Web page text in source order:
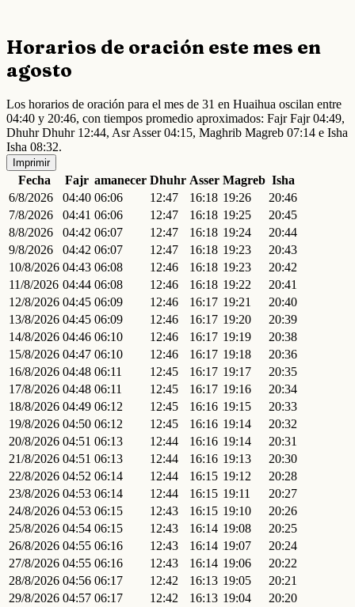
Horarios de oración este mes en
agosto
Los horarios de oración para el mes de 31 en Huaihua oscilan entre
04:40 y 20:46, con tiempos promedio aproximados: Fajr Fajr 04:49,
Dhuhr Dhuhr 12:44, Asr Asser 04:15, Maghrib Magreb 07:14 e Isha
Isha 08:32.
Imprimir
Fecha Fajr amanecer Dhuhr Asser Magreb Isha
6/8/2026
04:40 06:06 12:47 16:18 19:26
20:46
7/8/2026
04:41 06:06 12:47 16:18 19:25
20:45
8/8/2026
04:42 06:07 12:47 16:18 19:24
20:44
9/8/2026
04:42 06:07 12:47 16:18 19:23
20:43
10/8/2026 04:43 06:08 12:46 16:18 19:23
20:42
11/8/2026 04:44 06:08 12:46 16:18 19:22
20:41
12/8/2026 04:45 06:09 12:46 16:17 19:21
20:40
13/8/2026 04:45 06:09 12:46 16:17 19:20
20:39
14/8/2026 04:46 06:10 12:46 16:17 19:19
20:38
15/8/2026 04:47 06:10 12:46 16:17 19:18
20:36
16/8/2026 04:48 06:11 12:45 16:17 19:17
20:35
17/8/2026 04:48 06:11 12:45 16:17 19:16
20:34
18/8/2026 04:49 06:12 12:45 16:16 19:15
20:33
19/8/2026 04:50 06:12 12:45 16:16 19:14
20:32
20/8/2026 04:51 06:13 12:44 16:16 19:14
20:31
21/8/2026 04:51 06:13 12:44 16:16 19:13
20:30
22/8/2026 04:52 06:14 12:44 16:15 19:12
20:28
23/8/2026 04:53 06:14 12:44 16:15 19:11
20:27
24/8/2026 04:53 06:15 12:43 16:15 19:10
20:26
25/8/2026 04:54 06:15 12:43 16:14 19:08
20:25
26/8/2026 04:55 06:16 12:43 16:14 19:07
20:24
27/8/2026 04:55 06:16 12:43 16:14 19:06
20:22
28/8/2026 04:56 06:17 12:42 16:13 19:05
20:21
29/8/2026 04:57 06:17 12:42 16:13 19:04
20:20